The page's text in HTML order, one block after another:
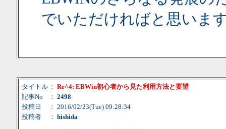
でいただければと思いま
タイトル ： Re^4: EBWin初心者から見た利用方法と要望
記事No
： 2498
投稿日
： 2016/02/23(Tue) 09:28:34
投稿者
： hishida